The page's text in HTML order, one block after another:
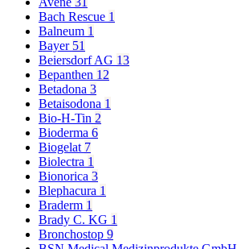
Bach Rescue 1
Balneum 1
Bayer 51
Beiersdorf AG 13
Bepanthen 12
Betadona 3
Betaisodona 1
Bio-H-Tin 2
Bioderma 6
Biogelat 7
Biolectra 1
Bionorica 3
Blephacura 1
Braderm 1
Brady C. KG 1
Bronchostop 9